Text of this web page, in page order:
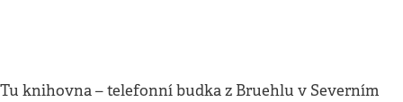
Tu knihovna – telefonní budka z Bruehlu v Severním